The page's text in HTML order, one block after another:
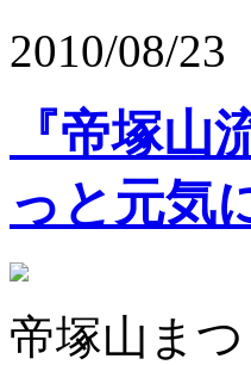
2010/08/23
『帝塚
っと元
帝塚山ま